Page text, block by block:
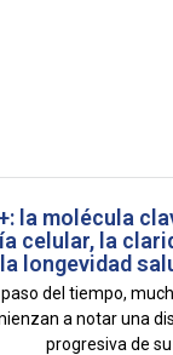
la molécula
celular, la
longevidad
del tiempo,
a notar una
progresiva de su